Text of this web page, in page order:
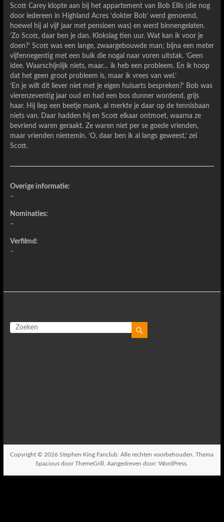
Scott Carey klopte aan bij het appartement van Bob Ellis (die nog
door iedereen in Highland Acres ‘dokter Bob’ werd genoemd,
hoewel hij al vijf jaar met pensioen was) en werd binnengelaten.
‘Zo Scott, daar ben je dan. Klokslag tien uur. Wat kan ik voor je
doen?’ Scott was een lange, zwaargebouwde man; bijna een meter
vijfennegentig met een buik die nogal naar voren uitstak. ‘Geen
idee. Waarschijnlijk niets, maar… ik heb een probleem. En ik hoop
dat het geen groot probleem is, maar ik vrees van wel.’
‘En je wilt dit liever niet met je eigen huisarts bespreken?’ Bob was
vierenzeventig jaar oud en had een bos dunner wordend, grijs
haar. Hij liep een beetje mank, al merkte je daar op de tennisbaan
niets van. Daar hadden hij en Scott elkaar ontmoet, waarna ze
bevriend waren geraakt. Ze waren niet per se goede vrienden,
maar vrienden niettemin. ‘O, daar ben ik al langs geweest,’ zei
Scott.
Overige informatie:
–
Nominaties:
–
Verfilmd:
–
Copyright © 2026Stephen King Fanclub . Alle rechten voorbehouden. Thema
Spacious door ThemeGrill. Aangedreven door:WordPress